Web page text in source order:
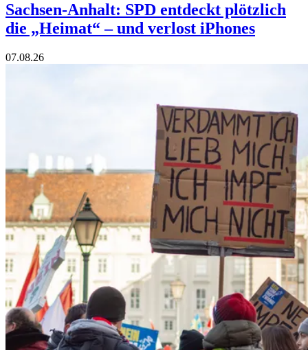
Sachsen-Anhalt: SPD entdeckt plötzlich
die „Heimat“ – und verlost iPhones
07.08.26